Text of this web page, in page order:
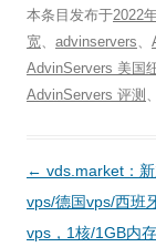
本条目发布于2022
宽、 advinservers、
AdvinServers 美国
AdvinServers 评测 、
文
章
导
← vds.market：
vps/德国vps/西班
vps，1核/1GB内